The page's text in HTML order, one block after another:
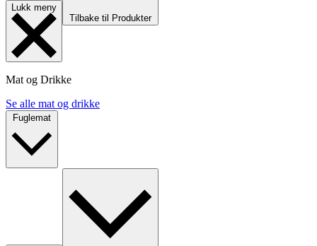
Lukk meny
Tilbake til Produkter
Mat og Drikke
Se alle mat og drikke